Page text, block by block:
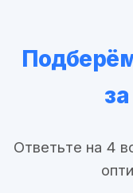
Ответьте на 4